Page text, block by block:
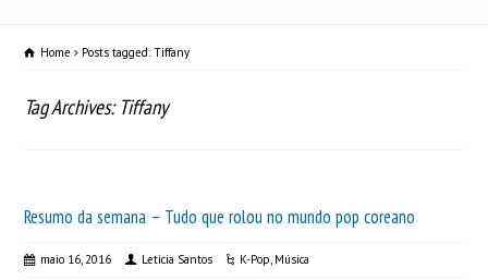
Home Posts tagged: Tiffany
Tag Archives: Tiffany
Resumo da semana – Tudo que rolou no mundo pop coreano
maio 16, 2016 Leticia Santos K-Pop, Música